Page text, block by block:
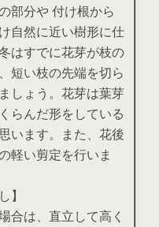
部分や 付け根から
自然に近い樹形に仕
はすでに花芽が枝の
短い枝の先端を切ら
しょう。花芽は葉芽
らんだ形をしている
います。また、花後
軽い剪定を行いま
】
合は、直立して高く